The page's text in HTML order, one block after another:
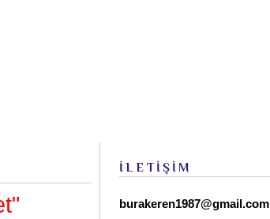
İLETİŞİM
burakeren1987@gmail.com